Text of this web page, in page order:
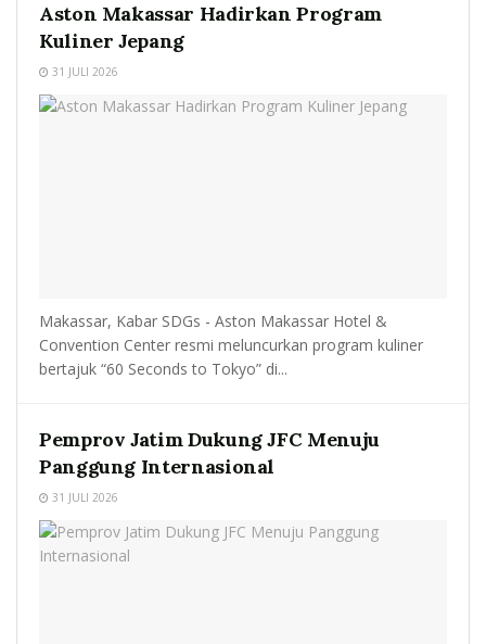
Aston Makassar Hadirkan Program
Kuliner Jepang
31 JULI 2026
Makassar, Kabar SDGs - Aston Makassar Hotel &
Convention Center resmi meluncurkan program kuliner
bertajuk “60 Seconds to Tokyo” di...
Pemprov Jatim Dukung JFC Menuju
Panggung Internasional
31 JULI 2026